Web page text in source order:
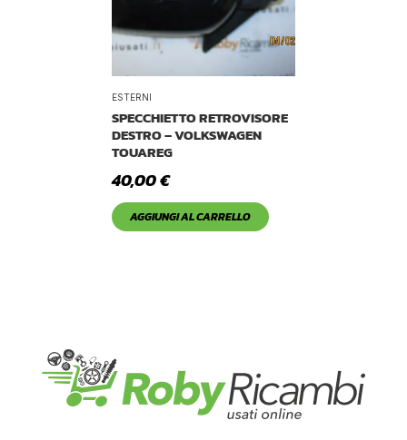
ESTERNI
SPECCHIETTO RETROVISORE
DESTRO – VOLKSWAGEN
TOUAREG
40,00€
AGGIUNGI AL CARRELLO